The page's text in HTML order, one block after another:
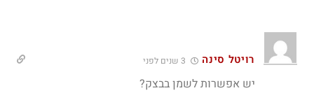
רויטל סינה
יש אפשרות לשמן בבצק?